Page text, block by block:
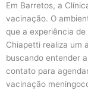
Em Barretos, a
vacinação. O
que a experiência
Chiapetti realiza um
buscando entender
contato para
vacinação